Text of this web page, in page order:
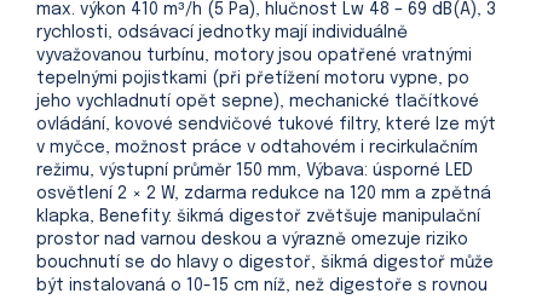
max. výkon 410 m³/h (5 Pa), hlučnost Lw 48 – 69 dB(A), 3
rychlosti, odsávací jednotky mají individuálně
vyvažovanou turbínu, motory jsou opatřené vratnými
tepelnými pojistkami (při přetížení motoru vypne, po
jeho vychladnutí opět sepne), mechanické tlačítkové
ovládání, kovové sendvičové tukové filtry, které lze mýt
v myčce, možnost práce v odtahovém i recirkulačním
režimu, výstupní průměr 150 mm, Výbava: úsporné LED
osvětlení 2 × 2 W, zdarma redukce na 120 mm a zpětná
klapka, Benefity: šikmá digestoř zvětšuje manipulační
prostor nad varnou deskou a výrazně omezuje riziko
bouchnutí se do hlavy o digestoř, šikmá digestoř může
být instalovaná o 10-15 cm níž, než digestoře s rovnou